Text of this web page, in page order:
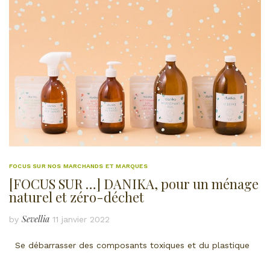
FOCUS SUR NOS MARCHANDS ET MARQUES
[FOCUS SUR …] DANIKA, pour un ménage
naturel et zéro-déchet
by Sevellia 11 janvier 2022
Se débarrasser des composants toxiques et du plastique